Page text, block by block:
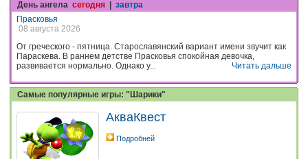
День ангела сегодня
завтра
Прасковья
08 августа 2026
От греческого - пятница. Старославянский вариант имени звучит как
Параскева. В раннем детстве Прасковья спокойная девочка,
развивается нормально. Однако у...
Читать дальше
Самые популярные игры: "Шарики"
АкваКвест
Подробней